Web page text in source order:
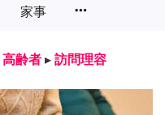
家事 more_horiz
高齢者 ▸ 訪問理容